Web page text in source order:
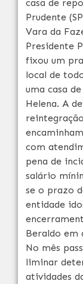
casa de
Prudente
Vara da
Presidente
fixou um
local de
uma casa
Helena. A
com
pena de
salário
se o prazo
entidade
Beraldo em
No mês
liminar
atividades